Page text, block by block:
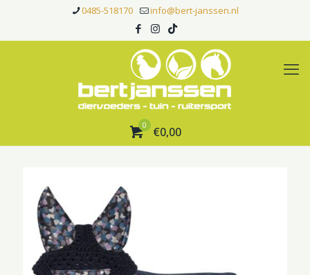
0485-518170 info@bert-janssen.nl
0 €0,00